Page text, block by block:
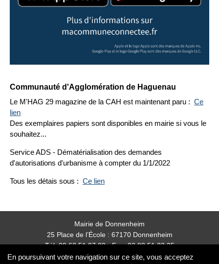
En poursuivant votre navigation sur ce site, vous acceptez
Communauté d'Agglomération de Haguenau
Le M'HAG 29 magazine de la CAH est maintenant paru : Ce
lien
Des exemplaires papiers sont disponibles en mairie si vous le
souhaitez...
Service ADS - Dématérialisation des demandes
d'autorisations d'urbanisme à compter du 1/1/2022
Tous les détais sous : Ce lien
Mairie de Donnenheim
25 Place de l’École : 67170 Donnenheim
Tél: 09 62 51 07 08 - Fax: 03 88 51 23 25
mairie.donnenheim@orange.fr